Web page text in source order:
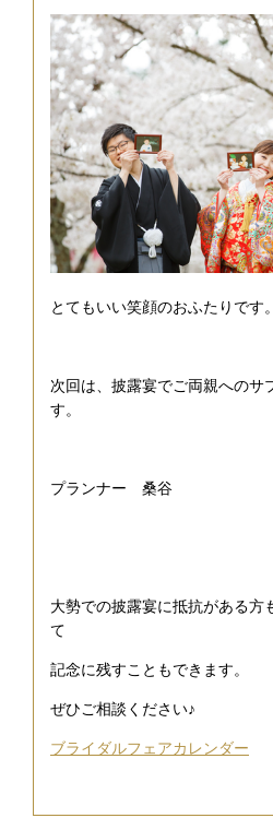
とてもいい笑顔のおふたりです。
次回は、披露宴でご両親へのサ
す。
プランナー 桑谷
大勢での披露宴に抵抗がある方
て
記念に残すこともできます。
ぜひご相談ください♪
ブライダルフェアカレンダー